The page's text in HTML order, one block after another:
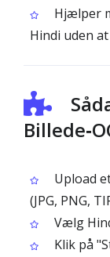
Hjælper
Hindi uden
Upload
(JPG, PNG,
Vælg
Klik på